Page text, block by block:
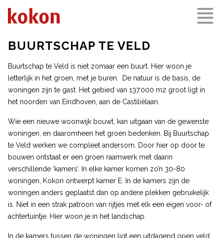
BUURTSCHAP TE VELD
Buurtschap te Veld is niet zomaar een buurt. Hier woon je
letterlijk in het groen, met je buren. De natuur is de basis, de
woningen zijn te gast. Het gebied van 137.000 m2 groot ligt in
het noorden van Eindhoven, aan de Castiliëlaan.
Wie een nieuwe woonwijk bouwt, kan uitgaan van de gewenste
woningen, en daaromheen het groen bedenken. Bij Buurtschap
te Veld werken we compleet andersom. Door hier op door te
bouwen ontstaat er een groen raamwerk met daarin
verschillende ‘kamers’. In elke kamer komen zo’n 30-80
woningen, Kokon ontwerpt kamer E. In de kamers zijn de
woningen anders geplaatst dan op andere plekken gebruikelijk
is. Niet in een strak patroon van rijtjes met elk een eigen voor- of
achtertuintje. Hier woon je in het landschap.
In de kamers tussen de woningen ligt een uitdagend open veld.